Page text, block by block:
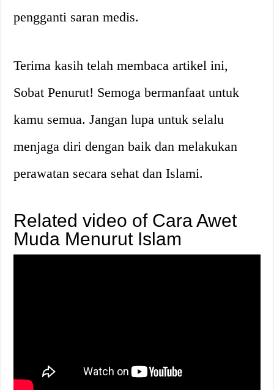
pengganti saran medis.
Terima kasih telah membaca artikel ini,
Sobat Penurut! Semoga bermanfaat untuk
kamu semua. Jangan lupa untuk selalu
menjaga diri dengan baik dan melakukan
perawatan secara sehat dan Islami.
Related video of Cara Awet
Muda Menurut Islam